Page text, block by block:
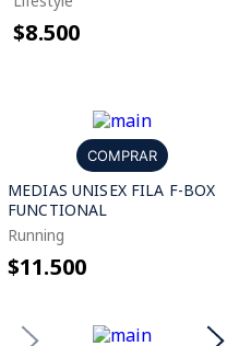
$8.500
COMPRAR
MEDIAS UNISEX FILA F-BOX
FUNCTIONAL
Running
$11.500